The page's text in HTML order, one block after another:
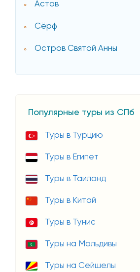
Астов
Сёрф
Остров Святой Анны
Популярные туры из СПб
Туры в Турцию
Туры в Египет
Туры в Таиланд
Туры в Китай
Туры в Тунис
Туры на Мальдивы
Туры на Сейшелы